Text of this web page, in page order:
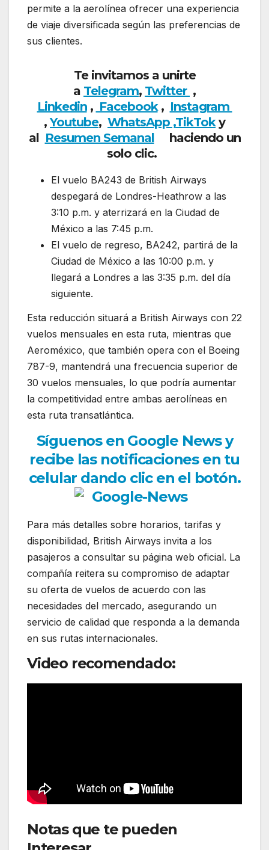
permite a la aerolínea ofrecer una experiencia
de viaje diversificada según las preferencias de
sus clientes.
Te invitamos a unirte
a Telegram, Twitter ,
Linkedin, Facebook, Instagram
,Youtube, WhatsApp ,TikToky
al Resumen Semanalhaciendo un
solo clic.
El vuelo BA243 de British Airways
despegará de Londres-Heathrow a las
3:10 p.m. y aterrizará en la Ciudad de
México a las 7:45 p.m.
El vuelo de regreso, BA242, partirá de la
Ciudad de México a las 10:00 p.m. y
llegará a Londres a las 3:35 p.m. del día
siguiente.
Esta reducción situará a British Airways con 22
vuelos mensuales en esta ruta, mientras que
Aeroméxico, que también opera con el Boeing
787-9, mantendrá una frecuencia superior de
30 vuelos mensuales, lo que podría aumentar
la competitividad entre ambas aerolíneas en
esta ruta transatlántica.
Síguenos en Google News y
recibe las notificaciones en tu
celular dando clic en el botón.
Para más detalles sobre horarios, tarifas y
disponibilidad, British Airways invita a los
pasajeros a consultar su página web oficial. La
compañía reitera su compromiso de adaptar
su oferta de vuelos de acuerdo con las
necesidades del mercado, asegurando un
servicio de calidad que responda a la demanda
en sus rutas internacionales.
Video recomendado:
Notas que te pueden